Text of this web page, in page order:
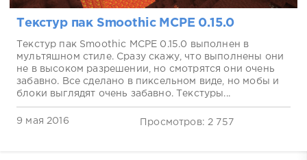
Текстур пак Smoothic MCPE 0.15.0
Текстур пак Smoothic MCPE 0.15.0 выполнен в
мультяшном стиле. Сразу скажу, что выполнены они
не в высоком разрешении, но смотрятся они очень
забавно. Все сделано в пиксельном виде, но мобы и
блоки выглядят очень забавно. Текстуры...
9 мая 2016 Просмотров: 2 757